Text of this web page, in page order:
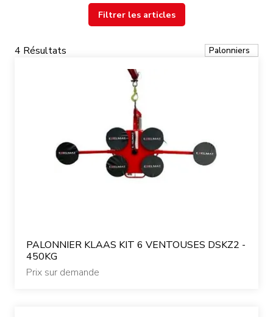
Filtrer les articles
Palonniers
4 Résultats
PALONNIER KLAAS KIT 6 VENTOUSES DSKZ2 -
450KG
Prix sur demande